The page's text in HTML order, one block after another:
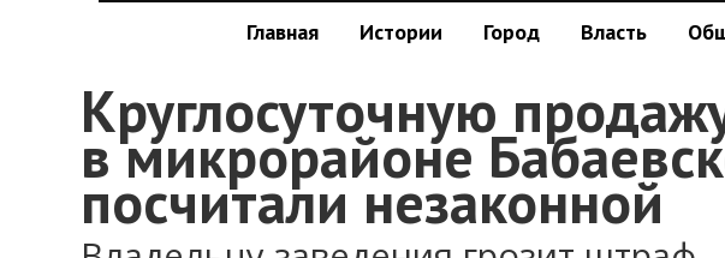
Главная Истории Город Власть
Круглосуточную
в микрорайоне
посчитали незаконной